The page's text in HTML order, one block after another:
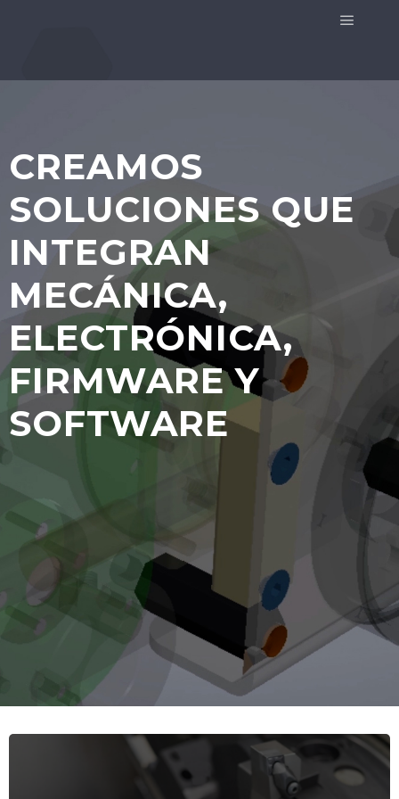
CREAMOS
SOLUCIONES QUE
INTEGRAN
MECÁNICA,
ELECTRÓNICA,
FIRMWARE Y
SOFTWARE
Impresión 3D